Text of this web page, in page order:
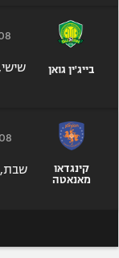
בייג'ין גואן שישי, 14:35
קינגדאו
מאנאטה
שבת, 14:00